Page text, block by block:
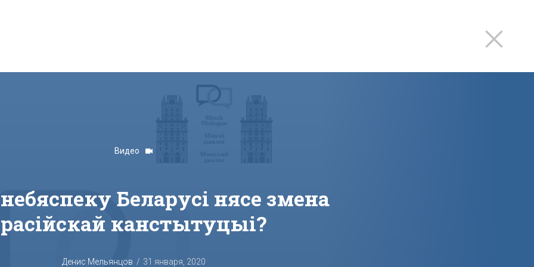
Видео
Беларусі нясе змена
расійскай канстытуцыі?
Денис Мельянцов 31 января, 2020